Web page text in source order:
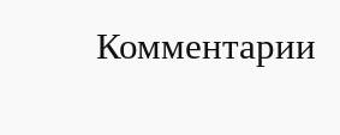
Комментарии